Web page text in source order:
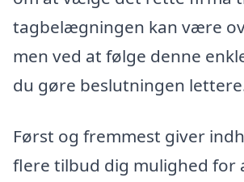
tagbelægningen kan være
men ved at følge denne
du gøre beslutningen
Først og fremmest giver
flere tilbud dig mulighed for